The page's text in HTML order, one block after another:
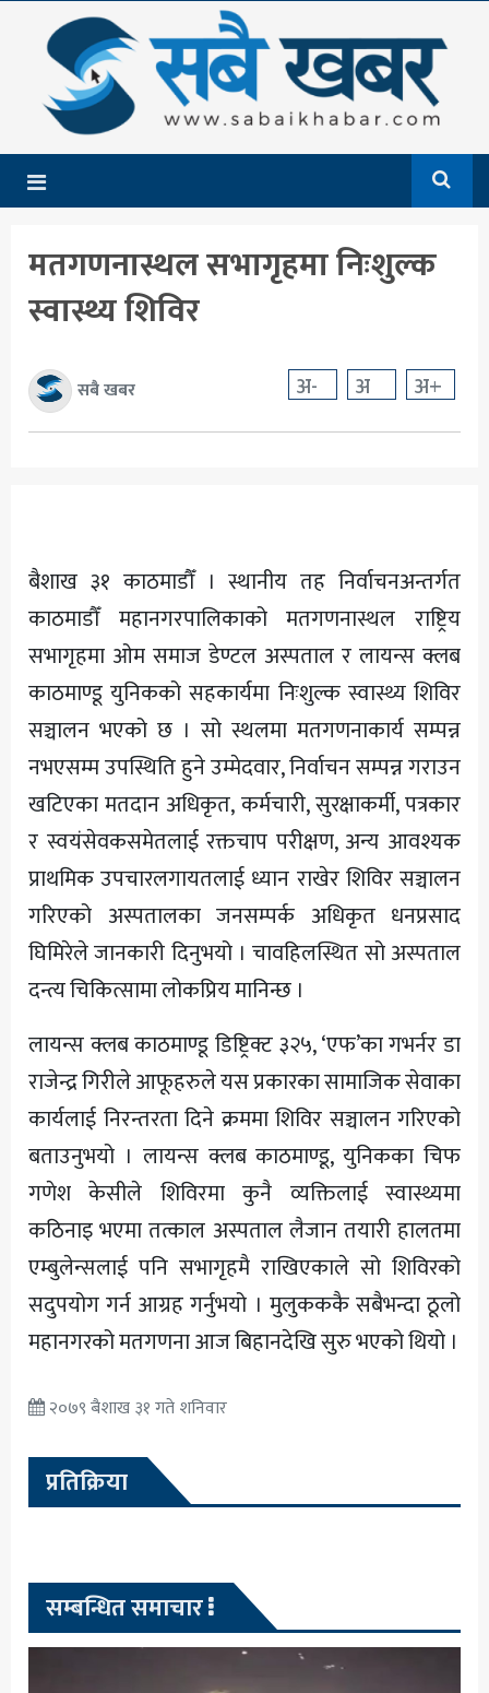
गृहपृष्ठ
समाचार
राजनीति
देश
आर्थिक
अन्तर्राष्ट्रिय
मनोरञ्जन
मतगणनास्थल सभागृहमा निःशुल्क
स्वास्थ्य शिविर
सबै खबर अ- अ अ+
बैशाख ३१ काठमाडौँ । स्थानीय तह निर्वाचनअन्तर्गत
काठमाडौँ महानगरपालिकाको मतगणनास्थल राष्ट्रिय
सभागृहमा ओम समाज डेण्टल अस्पताल र लायन्स क्लब
काठमाण्डू युनिकको सहकार्यमा निःशुल्क स्वास्थ्य शिविर
सञ्चालन भएको छ । सो स्थलमा मतगणनाकार्य सम्पन्न
नभएसम्म उपस्थिति हुने उम्मेदवार, निर्वाचन सम्पन्न गराउन
खटिएका मतदान अधिकृत, कर्मचारी, सुरक्षाकर्मी, पत्रकार
र स्वयंसेवकसमेतलाई रक्तचाप परीक्षण, अन्य आवश्यक
प्राथमिक उपचारलगायतलाई ध्यान राखेर शिविर सञ्चालन
गरिएको अस्पतालका जनसम्पर्क अधिकृत धनप्रसाद
घिमिरेले जानकारी दिनुभयो । चावहिलस्थित सो अस्पताल
दन्त्य चिकित्सामा लोकप्रिय मानिन्छ ।
लायन्स क्लब काठमाण्डू डिष्ट्रिक्ट ३२५, ‘एफ’का गभर्नर डा
राजेन्द्र गिरीले आफूहरुले यस प्रकारका सामाजिक सेवाका
कार्यलाई निरन्तरता दिने क्रममा शिविर सञ्चालन गरिएको
बताउनुभयो । लायन्स क्लब काठमाण्डू, युनिकका चिफ
गणेश केसीले शिविरमा कुनै व्यक्तिलाई स्वास्थ्यमा
कठिनाइ भएमा तत्काल अस्पताल लैजान तयारी हालतमा
एम्बुलेन्सलाई पनि सभागृहमै राखिएकाले सो शिविरको
सदुपयोग गर्न आग्रह गर्नुभयो । मुलुकककै सबैभन्दा ठूलो
महानगरको मतगणना आज बिहानदेखि सुरु भएको थियो ।
२०७९ बैशाख ३१ गते शनिवार
प्रतिक्रिया
सम्बन्धित समाचार